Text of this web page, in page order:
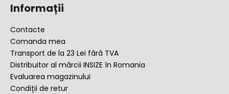
Informații
Contacte
Comanda mea
Transport de la 23 Lei fără TVA
Distribuitor al mărcii INSIZE în Romania
Evaluarea magazinului
Condiții de retur